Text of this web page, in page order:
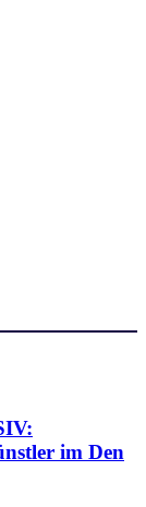
im Den